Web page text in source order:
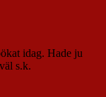
idag. Hade ju
s.k.